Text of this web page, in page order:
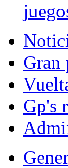
Gran
Gp's